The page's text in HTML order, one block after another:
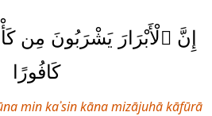
إِنَّ ٱلْأَبْرَارَ يَشْرَبُونَ مِن
كَافُورًا
min kaʾsin kāna mizājuhā kāfūrā